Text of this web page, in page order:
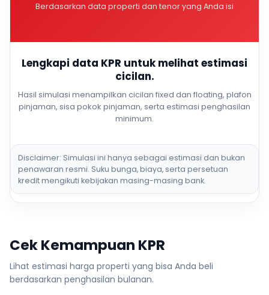
Berdasarkan data properti dan tenor yang Anda isi
Lengkapi data KPR untuk melihat estimasi
cicilan.
Hasil simulasi menampilkan cicilan fixed dan floating, plafon
pinjaman, sisa pokok pinjaman, serta estimasi penghasilan
minimum.
Disclaimer: Simulasi ini hanya sebagai estimasi dan bukan
penawaran resmi. Suku bunga, biaya, serta persetuan
kredit mengikuti kebijakan masing-masing bank.
Cek Kemampuan KPR
Lihat estimasi harga properti yang bisa Anda beli
berdasarkan penghasilan bulanan.